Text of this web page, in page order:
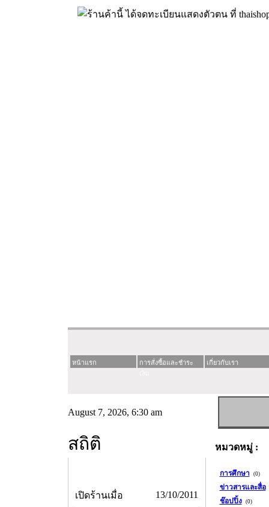
หน้าแรก
การสั่งซื้อและชำระ
เกี่ยวกับเรา
August 7, 2026, 6:30 am
สถิติ
เปิดร้านเมื่อ 13/10/2011
หมวดหมู่ :
การศึกษา (0)
ข่าวสารและสื่อ
ช๊อปปิ้ง
(0)